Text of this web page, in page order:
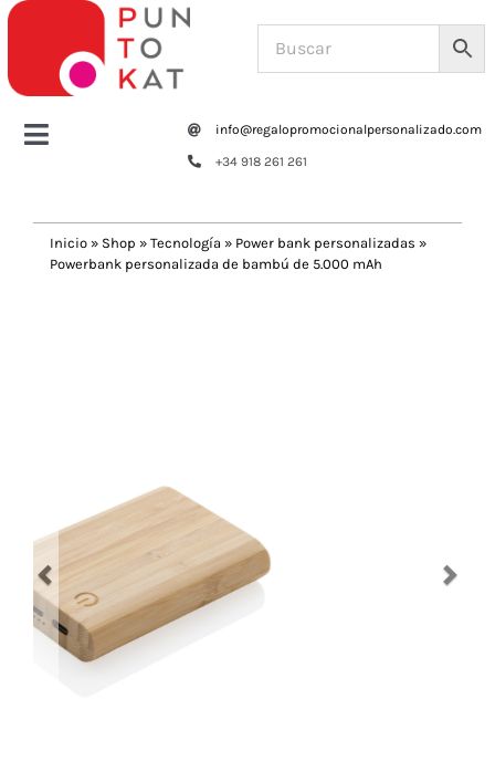
Saltar
contenido
Toggle
Tazas y botellas
Navidad 🎄 Invierno
Tecnología
info@regalopromocionalpersonalizado.com
+34 918 261 261
Inicio » Shop » Tecnología » Power bank personalizadas »
Powerbank personalizada de bambú de 5.000 mAh